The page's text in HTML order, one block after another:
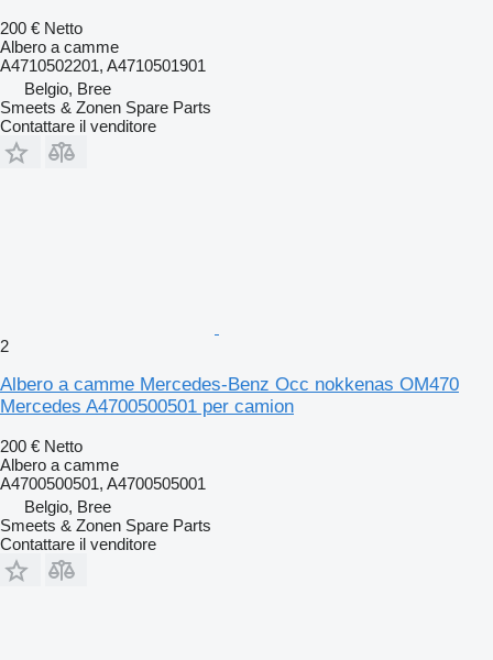
200 € Netto
Albero a camme
A4710502201, A4710501901
Belgio, Bree
Smeets & Zonen Spare Parts
Contattare il venditore
2
Albero a camme Mercedes-Benz Occ nokkenas OM470
Mercedes A4700500501 per camion
200 € Netto
Albero a camme
A4700500501, A4700505001
Belgio, Bree
Smeets & Zonen Spare Parts
Contattare il venditore